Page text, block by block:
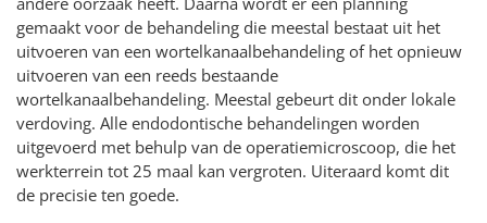
gemaakt voor de behandeling die meestal bestaat uit het
uitvoeren van een wortelkanaalbehandeling of het opnieuw
uitvoeren van een reeds bestaande
wortelkanaalbehandeling. Meestal gebeurt dit onder lokale
verdoving. Alle endodontische behandelingen worden
uitgevoerd met behulp van de operatiemicroscoop, die het
werkterrein tot 25 maal kan vergroten. Uiteraard komt dit
de precisie ten goede.